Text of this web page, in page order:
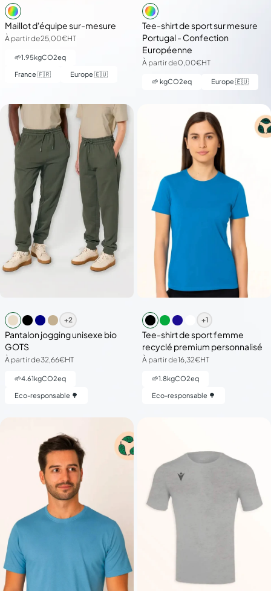
Maillot d'équipe sur-mesure
À partir de25,00€HT
🌱1.95kgCO2eq
France 🇫🇷 Europe 🇪🇺
Tee-shirt de sport sur mesure
Portugal - Confection
Européenne
À partir de0,00€HT
🌱kgCO2eq Europe 🇪🇺
+2
Pantalon jogging unisexe bio
GOTS
À partir de32,66€HT
🌱4.61kgCO2eq
Eco-responsable 🌳
+1
Tee-shirt de sport femme
recyclé premium personnalisé
À partir de16,32€HT
🌱1.8kgCO2eq
Eco-responsable 🌳